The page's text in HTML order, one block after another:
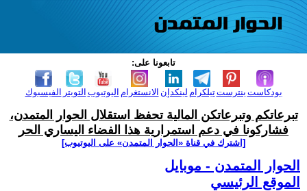
تابعونا على:
الفيسبوك التويتر اليوتيوب الانستغرام لينكدإن تيلكرامبنترست بودكاست
تبرعاتكم وتبرعاتكن المالية تحفظ استقلال الحوار المتمدن،
فشاركونا في دعم استمرارية هذا الفضاء اليساري الحر
[اشترك في قناة ‫«الحوار المتمدن» على اليوتيوب]
الحوار المتمدن - موبايل
الموقع الرئيسي